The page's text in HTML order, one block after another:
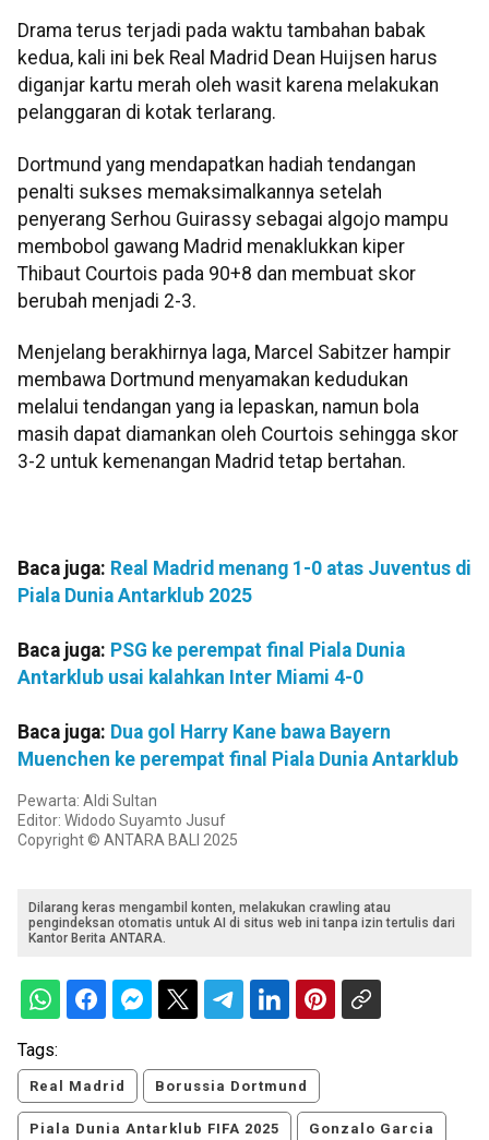
Drama terus terjadi pada waktu tambahan babak
kedua, kali ini bek Real Madrid Dean Huijsen harus
diganjar kartu merah oleh wasit karena melakukan
pelanggaran di kotak terlarang.
Dortmund yang mendapatkan hadiah tendangan
penalti sukses memaksimalkannya setelah
penyerang Serhou Guirassy sebagai algojo mampu
membobol gawang Madrid menaklukkan kiper
Thibaut Courtois pada 90+8 dan membuat skor
berubah menjadi 2-3.
Menjelang berakhirnya laga, Marcel Sabitzer hampir
membawa Dortmund menyamakan kedudukan
melalui tendangan yang ia lepaskan, namun bola
masih dapat diamankan oleh Courtois sehingga skor
3-2 untuk kemenangan Madrid tetap bertahan.
Baca juga: Real Madrid menang 1-0 atas Juventus di
Piala Dunia Antarklub 2025
Baca juga: PSG ke perempat final Piala Dunia
Antarklub usai kalahkan Inter Miami 4-0
Baca juga: Dua gol Harry Kane bawa Bayern
Muenchen ke perempat final Piala Dunia Antarklub
Pewarta: Aldi Sultan
Editor: Widodo Suyamto Jusuf
Copyright © ANTARA BALI 2025
Dilarang keras mengambil konten, melakukan crawling atau
pengindeksan otomatis untuk AI di situs web ini tanpa izin tertulis dari
Kantor Berita ANTARA.
Tags:
Real Madrid Borussia Dortmund
Piala Dunia Antarklub FIFA 2025 Gonzalo Garcia